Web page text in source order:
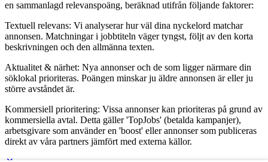
en sammanlagd relevanspoäng, beräknad utifrån följande faktorer:
Textuell relevans: Vi analyserar hur väl dina nyckelord matchar
annonsen. Matchningar i jobbtiteln väger tyngst, följt av den korta
beskrivningen och den allmänna texten.
Aktualitet & närhet: Nya annonser och de som ligger närmare din
söklokal prioriteras. Poängen minskar ju äldre annonsen är eller ju
större avståndet är.
Kommersiell prioritering: Vissa annonser kan prioriteras på grund av
kommersiella avtal. Detta gäller 'TopJobs' (betalda kampanjer),
arbetsgivare som använder en 'boost' eller annonser som publiceras
direkt av våra partners jämfört med externa källor.